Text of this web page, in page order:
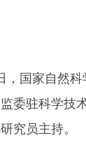
国家自然科
委驻科学技
究员主持。